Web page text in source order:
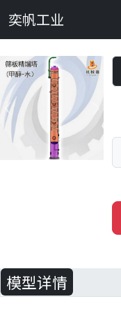
奕帆工业
Previous Next
模型详情